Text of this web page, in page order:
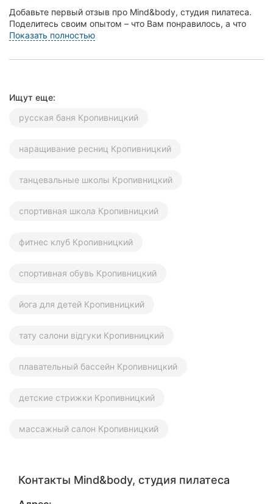
Ивано-
Франковск
Луцк
Карпаты
Добавьте первый отзыв про Mind&body, студия пилатеса.
Поделитесь своим опытом – что Вам понравилось, а что
нет! Это поможет другим жителям Кропивницк...
Показать полностью
Ищут еще:
русская баня Кропивницкий
наращивание ресниц Кропивницкий
танцевальные школы Кропивницкий
спортивная школа Кропивницкий
фитнес клуб Кропивницкий
спортивная обувь Кропивницкий
йога для детей Кропивницкий
тату салони відгуки Кропивницкий
плавательный бассейн Кропивницкий
детские стрижки Кропивницкий
массажный салон Кропивницкий
Контакты Mind&body, студия пилатеса